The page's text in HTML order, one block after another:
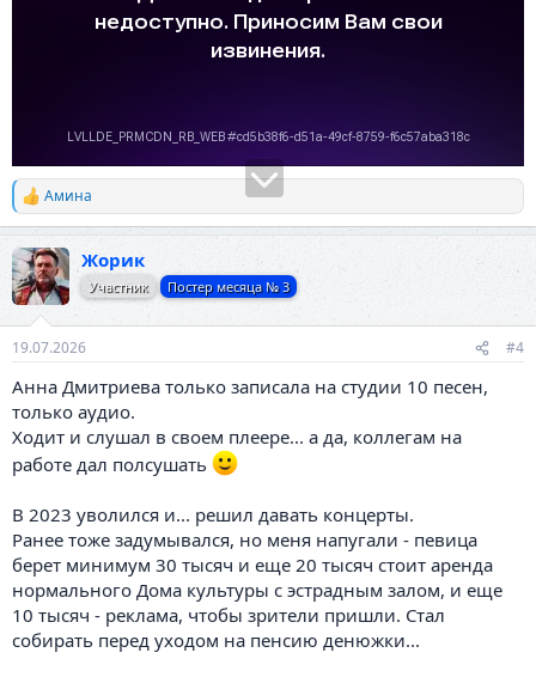
Р
е
к
ц
и
Амина
Жорик
Участник Постер месяца № 3
19.07.2026 #4
Анна Дмитриева только записала на студии 10 песен,
только аудио.
Ходит и слушал в своем плеере... а да, коллегам на
работе дал полсушать
В 2023 уволился и... решил давать концерты.
Ранее тоже задумывался, но меня напугали - певица
берет минимум 30 тысяч и еще 20 тысяч стоит аренда
нормального Дома культуры с эстрадным залом, и еще
10 тысяч - реклама, чтобы зрители пришли. Стал
собирать перед уходом на пенсию денюжки...